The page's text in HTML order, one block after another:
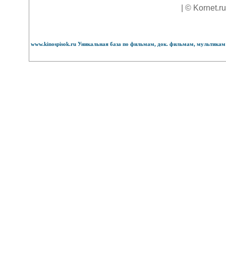
| ©
www.kinospisok.ru Уникальная база по фильмам, док. фильмам,